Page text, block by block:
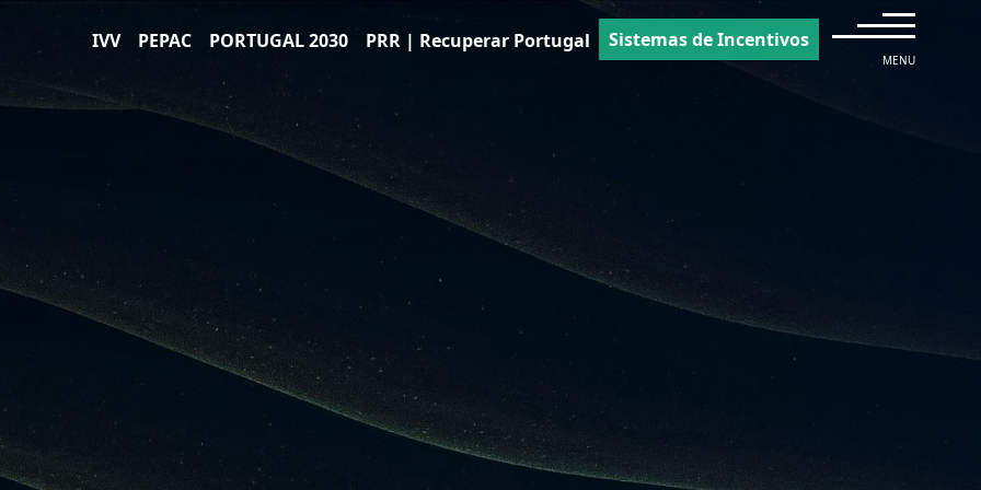
IVV PEPAC PORTUGAL 2030 PRR | Recuperar Portugal Sistemas de Incentivos
MENU